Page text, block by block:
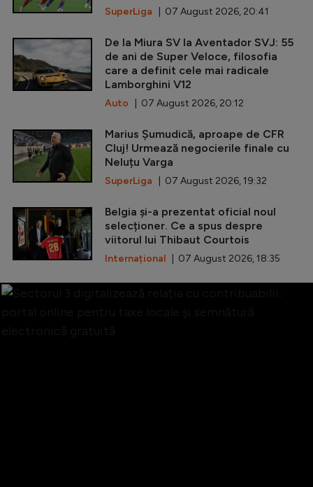
SuperLiga | 07 August 2026, 20:41
De la Miura SV la Aventador SVJ: 55
de ani de Super Veloce, filosofia
care a definit cele mai radicale
Lamborghini V12
Auto | 07 August 2026, 20:12
Marius Șumudică, aproape de CFR
Cluj! Urmează negocierile finale cu
Neluțu Varga
SuperLiga | 07 August 2026, 19:32
Belgia și-a prezentat oficial noul
selecționer. Ce a spus despre
viitorul lui Thibaut Courtois
Internațional | 07 August 2026, 18:35